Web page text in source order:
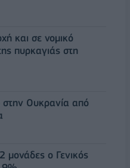
και σε νομικό
πυρκαγιάς στη
στην Ουκρανία από
μονάδες ο Γενικός